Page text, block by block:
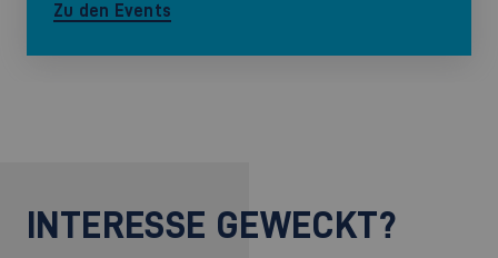
Zu den Events
INTERESSE GEWECKT?